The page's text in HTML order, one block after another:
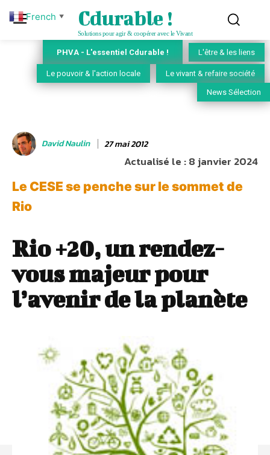
Cdurable !
Solutions pour agir & coopérer avec le Vivant
PHVA - L'essentiel Cdurable ! L'être & les liens
Le pouvoir & l'action locale Le vivant & refaire société
News Sélection
David Naulin 27 mai 2012
Actualisé le :8 janvier 2024
Le CESE se penche sur le sommet de
Rio
Rio +20, un rendez-
vous majeur pour
l’avenir de la planète
French ▼